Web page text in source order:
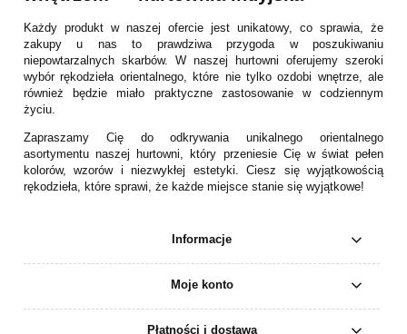
Każdy produkt w naszej ofercie jest unikatowy, co sprawia, że
zakupy u nas to prawdziwa przygoda w poszukiwaniu
niepowtarzalnych skarbów. W naszej hurtowni oferujemy szeroki
wybór rękodzieła orientalnego, które nie tylko ozdobi wnętrze, ale
również będzie miało praktyczne zastosowanie w codziennym
życiu.
Zapraszamy Cię do odkrywania unikalnego orientalnego
asortymentu naszej hurtowni, który przeniesie Cię w świat pełen
kolorów, wzorów i niezwykłej estetyki. Ciesz się wyjątkowością
rękodzieła, które sprawi, że każde miejsce stanie się wyjątkowe!
Informacje
Moje konto
Płatności i dostawa